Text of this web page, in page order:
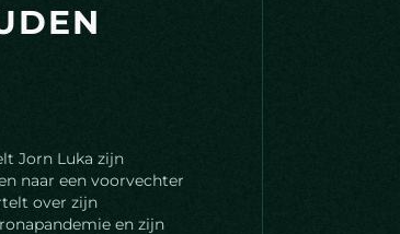
DEN
Jorn Luka zijn
naar een voorvechter
over zijn
en zijn